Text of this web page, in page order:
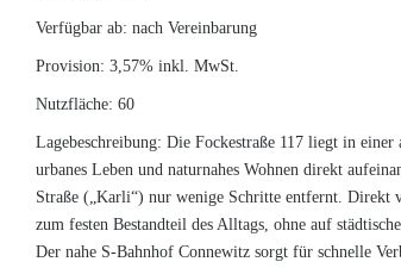
Verfügbar ab: nach Vereinbarung
Provision: 3,57% inkl. MwSt.
Nutzfläche: 60
Lagebeschreibung: Die Fockestraße 117 liegt in
urbanes Leben und naturnahes Wohnen direkt
Straße („Karli“) nur wenige Schritte entfernt. Direkt
zum festen Bestandteil des Alltags, ohne auf
Der nahe S-Bahnhof Connewitz sorgt für schnelle